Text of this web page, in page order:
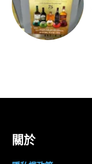
關於